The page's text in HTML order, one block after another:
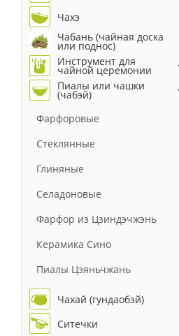
Чахэ
Чабань (чайная доска
или поднос)
Инструмент для
чайной церемонии
Пиалы или чашки
(чабэй)
Фарфоровые
Стеклянные
Глиняные
Селадоновые
Фарфор из Цзиндэчжэнь
Керамика Сино
Пиалы Цзяньчжань
Чахай (гундаобэй)
Ситечки